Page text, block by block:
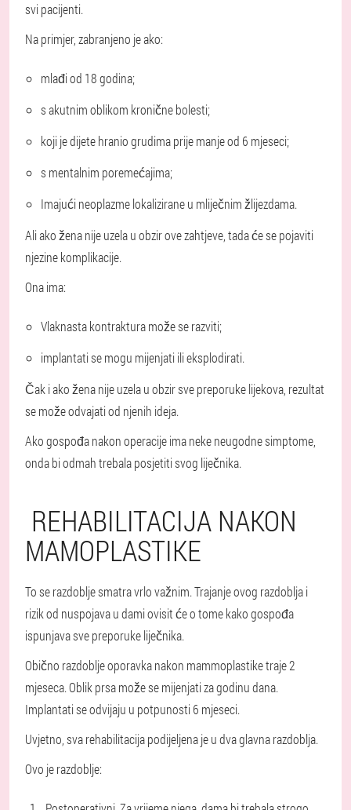
svi pacijenti.
Na primjer, zabranjeno je ako:
mlađi od 18 godina;
s akutnim oblikom kronične bolesti;
koji je dijete hranio grudima prije manje od 6 mjeseci;
s mentalnim poremećajima;
Imajući neoplazme lokalizirane u mliječnim žlijezdama.
Ali ako žena nije uzela u obzir ove zahtjeve, tada će se pojaviti
njezine komplikacije.
Ona ima:
Vlaknasta kontraktura može se razviti;
implantati se mogu mijenjati ili eksplodirati.
Čak i ako žena nije uzela u obzir sve preporuke lijekova, rezultat
se može odvajati od njenih ideja.
Ako gospođa nakon operacije ima neke neugodne simptome,
onda bi odmah trebala posjetiti svog liječnika.
REHABILITACIJA NAKON
MAMOPLASTIKE
To se razdoblje smatra vrlo važnim. Trajanje ovog razdoblja i
rizik od nuspojava u dami ovisit će o tome kako gospođa
ispunjava sve preporuke liječnika.
Obično razdoblje oporavka nakon mammoplastike traje 2
mjeseca. Oblik prsa može se mijenjati za godinu dana.
Implantati se odvijaju u potpunosti 6 mjeseci.
Uvjetno, sva rehabilitacija podijeljena je u dva glavna razdoblja.
Ovo je razdoblje: